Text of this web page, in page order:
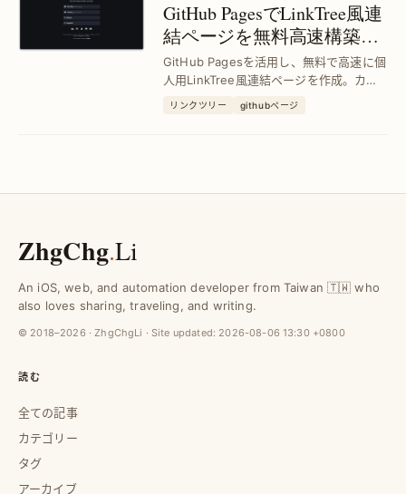
GitHub PagesでLinkTree風連
結ページを無料高速構築｜
完全カスタマイズ＆独自ド
メイン対応
GitHub Pagesを活用し、無料で高速に個
人用LinkTree風連結ページを作成。カス
タマイズ自由＆独自ドメイン対応で、自
分だけのリンク集を簡単に実現します。
リンクツリー githubページ
ZhgChg.Li
An iOS, web, and automation developer from Taiwan 🇹🇼 who
also loves sharing, traveling, and writing.
© 2018–2026 · ZhgChgLi · Site updated: 2026-08-06 13:30 +0800
読む
全ての記事
カテゴリー
タグ
アーカイブ